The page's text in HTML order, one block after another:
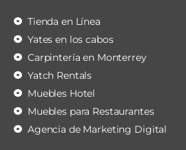
Tienda en Línea
Yates en los cabos
Carpintería en Monterrey
Yatch Rentals
Muebles Hotel
Muebles para Restaurantes
Agencia de Marketing Digital